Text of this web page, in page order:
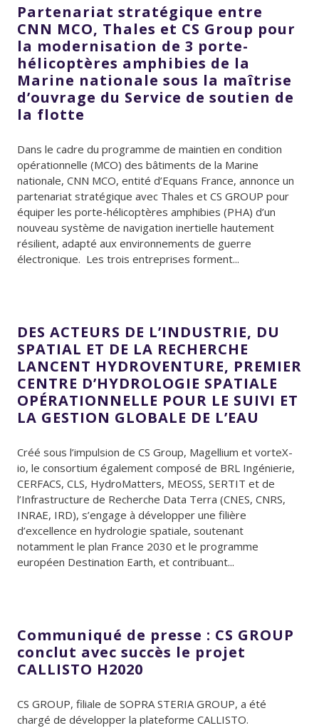
Partenariat stratégique entre
CNN MCO, Thales et CS Group pour
la modernisation de 3 porte-
hélicoptères amphibies de la
Marine nationale sous la maîtrise
d’ouvrage du Service de soutien de
la flotte
Dans le cadre du programme de maintien en condition
opérationnelle (MCO) des bâtiments de la Marine
nationale, CNN MCO, entité d’Equans France, annonce un
partenariat stratégique avec Thales et CS GROUP pour
équiper les porte-hélicoptères amphibies (PHA) d’un
nouveau système de navigation inertielle hautement
résilient, adapté aux environnements de guerre
électronique. Les trois entreprises forment...
DES ACTEURS DE L’INDUSTRIE, DU
SPATIAL ET DE LA RECHERCHE
LANCENT HYDROVENTURE, PREMIER
CENTRE D’HYDROLOGIE SPATIALE
OPÉRATIONNELLE POUR LE SUIVI ET
LA GESTION GLOBALE DE L’EAU
Créé sous l’impulsion de CS Group, Magellium et vorteX-
io, le consortium également composé de BRL Ingénierie,
CERFACS, CLS, HydroMatters, MEOSS, SERTIT et de
l’Infrastructure de Recherche Data Terra (CNES, CNRS,
INRAE, IRD), s’engage à développer une filière
d’excellence en hydrologie spatiale, soutenant
notamment le plan France 2030 et le programme
européen Destination Earth, et contribuant...
Communiqué de presse : CS GROUP
conclut avec succès le projet
CALLISTO H2020
CS GROUP, filiale de SOPRA STERIA GROUP, a été
chargé de développer la plateforme CALLISTO.